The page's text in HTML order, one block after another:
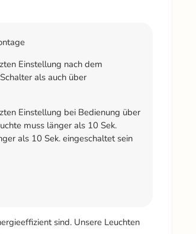
Einstellung nach dem
als auch über
Einstellung bei Bedienung über
muss länger als 10 Sek.
als 10 Sek. eingeschaltet sein
sind. Unsere Leuchten